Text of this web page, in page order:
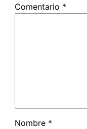
Comentario *
Nombre *